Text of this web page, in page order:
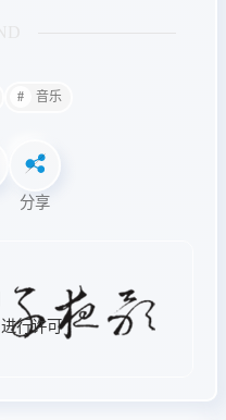
音乐
分享
进行许可